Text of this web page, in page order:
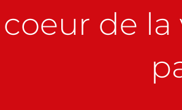
de la